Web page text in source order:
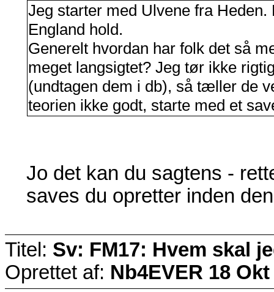
Jeg starter med Ulvene fra
England hold.
Generelt hvordan har folk det så
meget langsigtet? Jeg tør ikke
(undtagen dem i db), så tæller de
teorien ikke godt, starte med et
Jo det kan du sagtens -
saves du opretter inden
Titel: Sv: FM17: Hvem skal
Oprettet af: Nb4EVER 18